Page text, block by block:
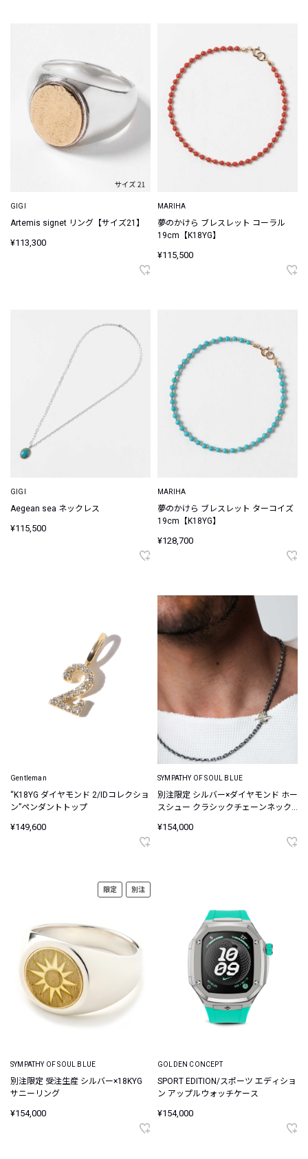
GIGI
Artemis signet リング【サイズ21】
¥113,300
MARIHA
夢のかけら ブレスレット コーラル
19cm【K18YG】
¥115,500
GIGI
Aegean sea ネックレス
¥115,500
MARIHA
夢のかけら ブレスレット ターコイズ
19cm【K18YG】
¥128,700
Gentleman
“K18YG ダイヤモンド 2/IDコレクショ
ン”ペンダントトップ
¥149,600
SYMPATHY OF SOUL BLUE
別注限定 シルバー×ダイヤモンド ホー
スシュー クラシックチェーンネック
¥154,000
限定 別注
SYMPATHY OF SOUL BLUE
別注限定 受注生産 シルバー×18KYG
サニーリング
¥154,000
GOLDEN CONCEPT
SPORT EDITION/スポーツ エディショ
ン アップルウォッチケース
¥154,000